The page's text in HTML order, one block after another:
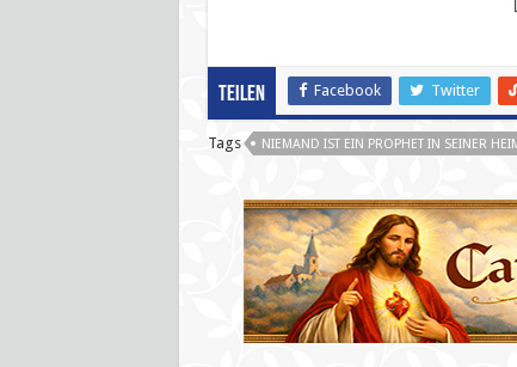
Teilen Facebook Twitter
Tags NIEMAND IST EIN PROPHET IN SEINER